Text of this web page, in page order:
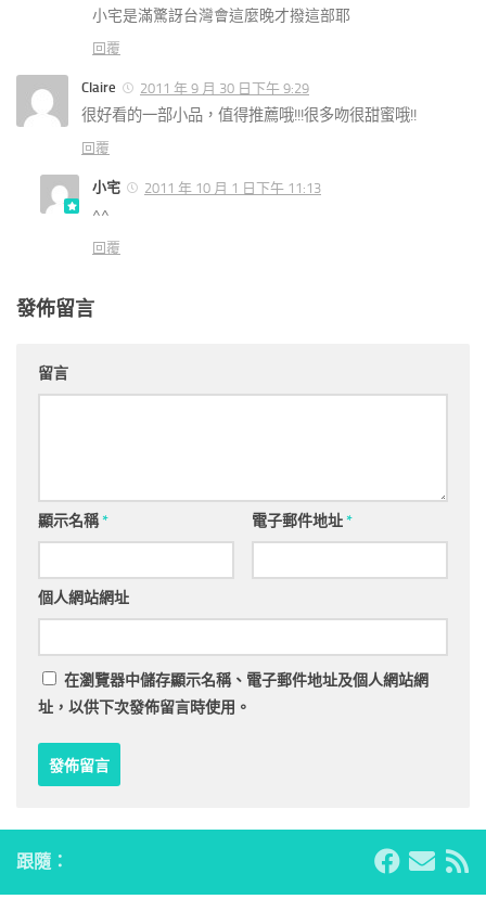
小宅是滿驚訝台灣會這麼晚才撥這部耶
回覆
Claire 2011 年 9 月 30 日下午 9:29
很好看的一部小品，值得推薦哦!!!很多吻很甜蜜哦!!
回覆
小宅 2011 年 10 月 1 日下午 11:13
^^
回覆
發佈留言
留言
顯示名稱* 電子郵件地址*
個人網站網址
在瀏覽器中儲存顯示名稱、電子郵件地址及個人網站網
址，以供下次發佈留言時使用。
跟隨：